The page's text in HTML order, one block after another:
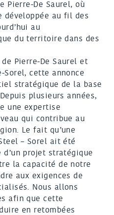
Pierre-De Saurel, où
développée au fil des
au
du territoire dans des
Pierre-De Saurel et
Sorel, cette annonce
stratégique de la base
plusieurs années,
une expertise
qui contribue au
Le fait qu’une
– Sorel ait été
d’un projet stratégique
la capacité de notre
aux exigences de
Nous allons
afin que cette
en retombées